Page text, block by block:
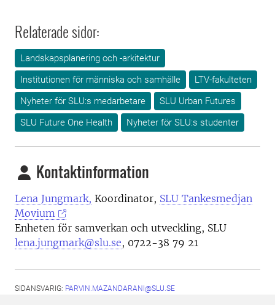
Relaterade sidor:
Landskapsplanering och -arkitektur
Institutionen för människa och samhälle
LTV-fakulteten
Nyheter för SLU:s medarbetare
SLU Urban Futures
SLU Future One Health
Nyheter för SLU:s studenter
Kontaktinformation
Lena Jungmark, Koordinator, SLU Tankesmedjan
Movium
Enheten för samverkan och utveckling, SLU
lena.jungmark@slu.se, 0722-38 79 21
SIDANSVARIG: PARVIN.MAZANDARANI@SLU.SE